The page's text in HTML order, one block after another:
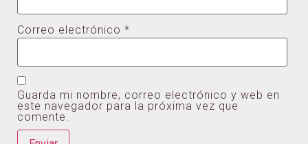
Correo electrónico *
Guarda mi nombre, correo electrónico y web en
este navegador para la próxima vez que
comente.